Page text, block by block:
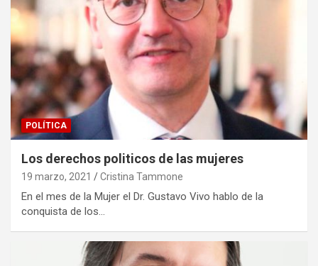
POLÍTICA
Los derechos politicos de las mujeres
19 marzo, 2021 Cristina Tammone
En el mes de la Mujer el Dr. Gustavo Vivo hablo de la
conquista de los…